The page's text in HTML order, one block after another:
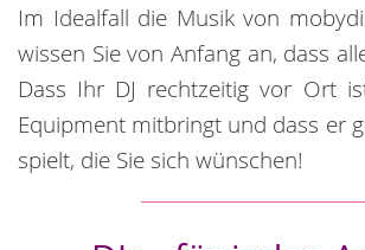
Im Idealfall die Musik von
wissen Sie von Anfang an, dass
Dass Ihr DJ rechtzeitig vor Ort
Equipment mitbringt und dass er
spielt, die Sie sich wünschen!